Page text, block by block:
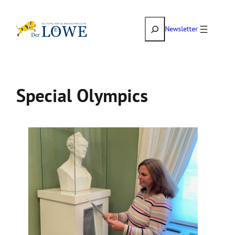
Inhalt
SuchenNewsletter
Special Olympics